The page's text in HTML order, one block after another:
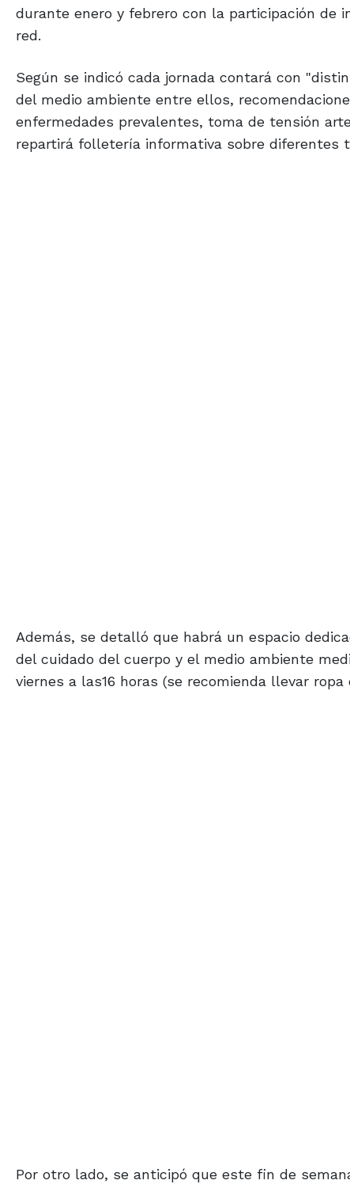
durante enero y febrero con la participación de
red.
Según se indicó cada jornada contará con
del medio ambiente entre ellos,
enfermedades prevalentes, toma de tensión
repartirá folletería informativa sobre diferentes
Además, se detalló que habrá un espacio
del cuidado del cuerpo y el medio ambiente
viernes a las16 horas (se recomienda llevar ropa
Por otro lado, se anticipó que este fin de